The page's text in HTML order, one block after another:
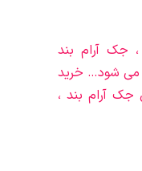
جک آرام بند
می شود… خرید
آرام بند ،